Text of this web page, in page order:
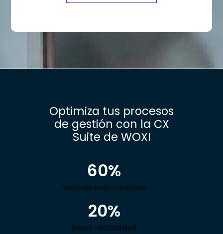
Optimiza tus procesos
de gestión con la CX
Suite de WOXI
60%
Procesos más eficientes
20%
Mayor rentabilidad